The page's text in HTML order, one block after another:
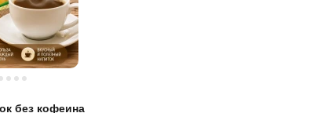
без кофеина